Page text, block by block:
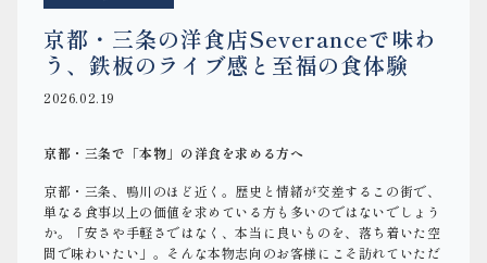
京都・三条の洋食店Severanceで味わ
う、鉄板のライブ感と至福の食体験
2026.02.19
京都・三条で「本物」の洋食を求める方へ
京都・三条、鴨川のほど近く。歴史と情緒が交差するこの街で、
単なる食事以上の価値を求めている方も多いのではないでしょう
か。「安さや手軽さではなく、本当に良いものを、落ち着いた空
間で味わいたい」。そんな本物志向のお客様にこそ訪れていただ